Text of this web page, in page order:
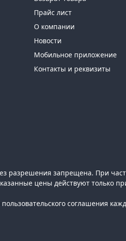
Прайс лист
О компании
Новости
Мобильное приложение
Контакты и реквизиты
запрещена. При
цены действуют только
соглашения